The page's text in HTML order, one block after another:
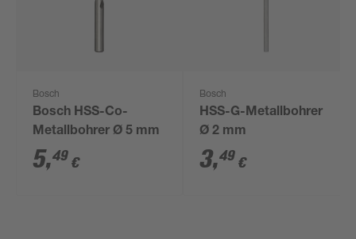
Bosch
Bosch HSS-Co-
Metallbohrer Ø 5 mm
5,49 €
Bosch
HSS-G-Metallbohrer
Ø 2 mm
3,49 €